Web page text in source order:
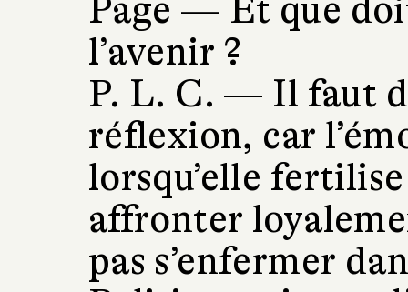
Page — Et que
l’avenir ?
P. L. C. — Il faut
réflexion, car
lorsqu’elle
affronter
pas s’enfermer